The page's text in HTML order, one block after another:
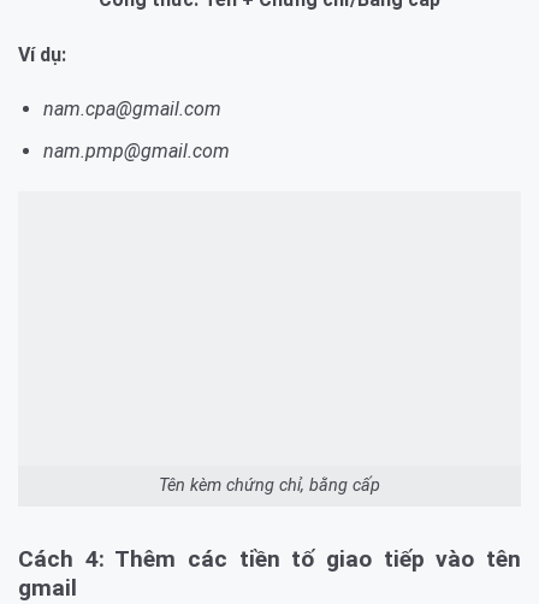
Ví dụ:
nam.cpa@gmail.com
nam.pmp@gmail.com
Tên kèm chứng chỉ, bằng cấp
Cách 4: Thêm các tiền tố giao tiếp vào tên
gmail